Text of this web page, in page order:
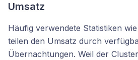
Umsatz
Häufig verwendete Statistiken
teilen den Umsatz durch
Übernachtungen. Weil der